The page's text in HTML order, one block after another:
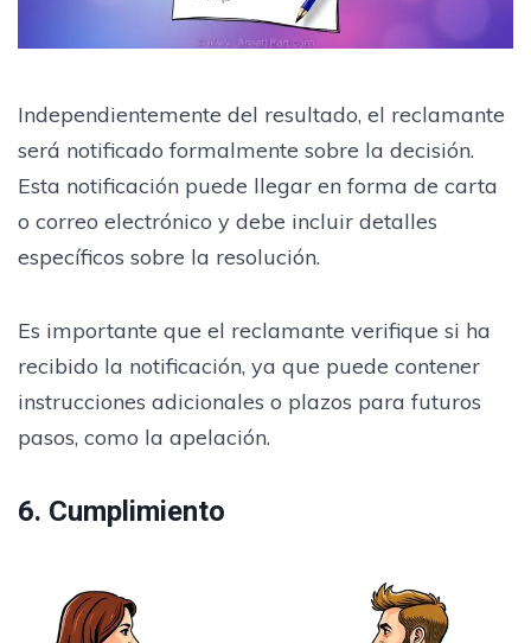
Independientemente del resultado, el reclamante
será notificado formalmente sobre la decisión.
Esta notificación puede llegar en forma de carta
o correo electrónico y debe incluir detalles
específicos sobre la resolución.
Es importante que el reclamante verifique si ha
recibido la notificación, ya que puede contener
instrucciones adicionales o plazos para futuros
pasos, como la apelación.
6. Cumplimiento